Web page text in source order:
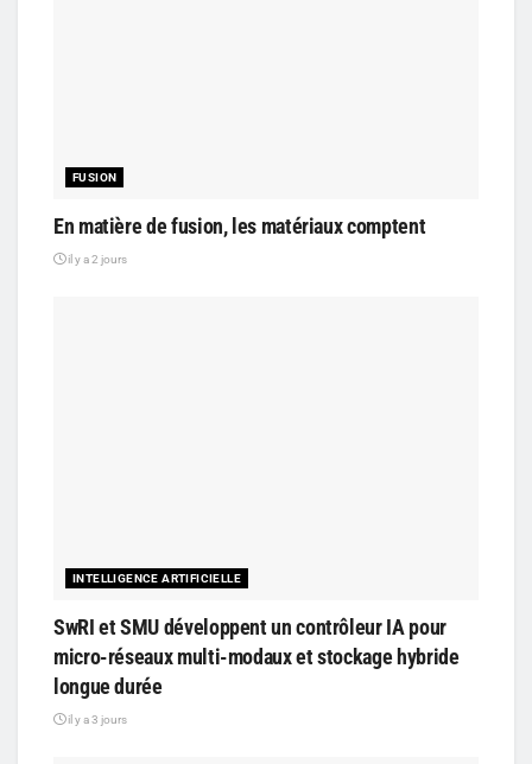
FUSION
En matière de fusion, les matériaux comptent
il y a 2 jours
INTELLIGENCE ARTIFICIELLE
SwRI et SMU développent un contrôleur IA pour
micro-réseaux multi-modaux et stockage hybride
longue durée
il y a 3 jours